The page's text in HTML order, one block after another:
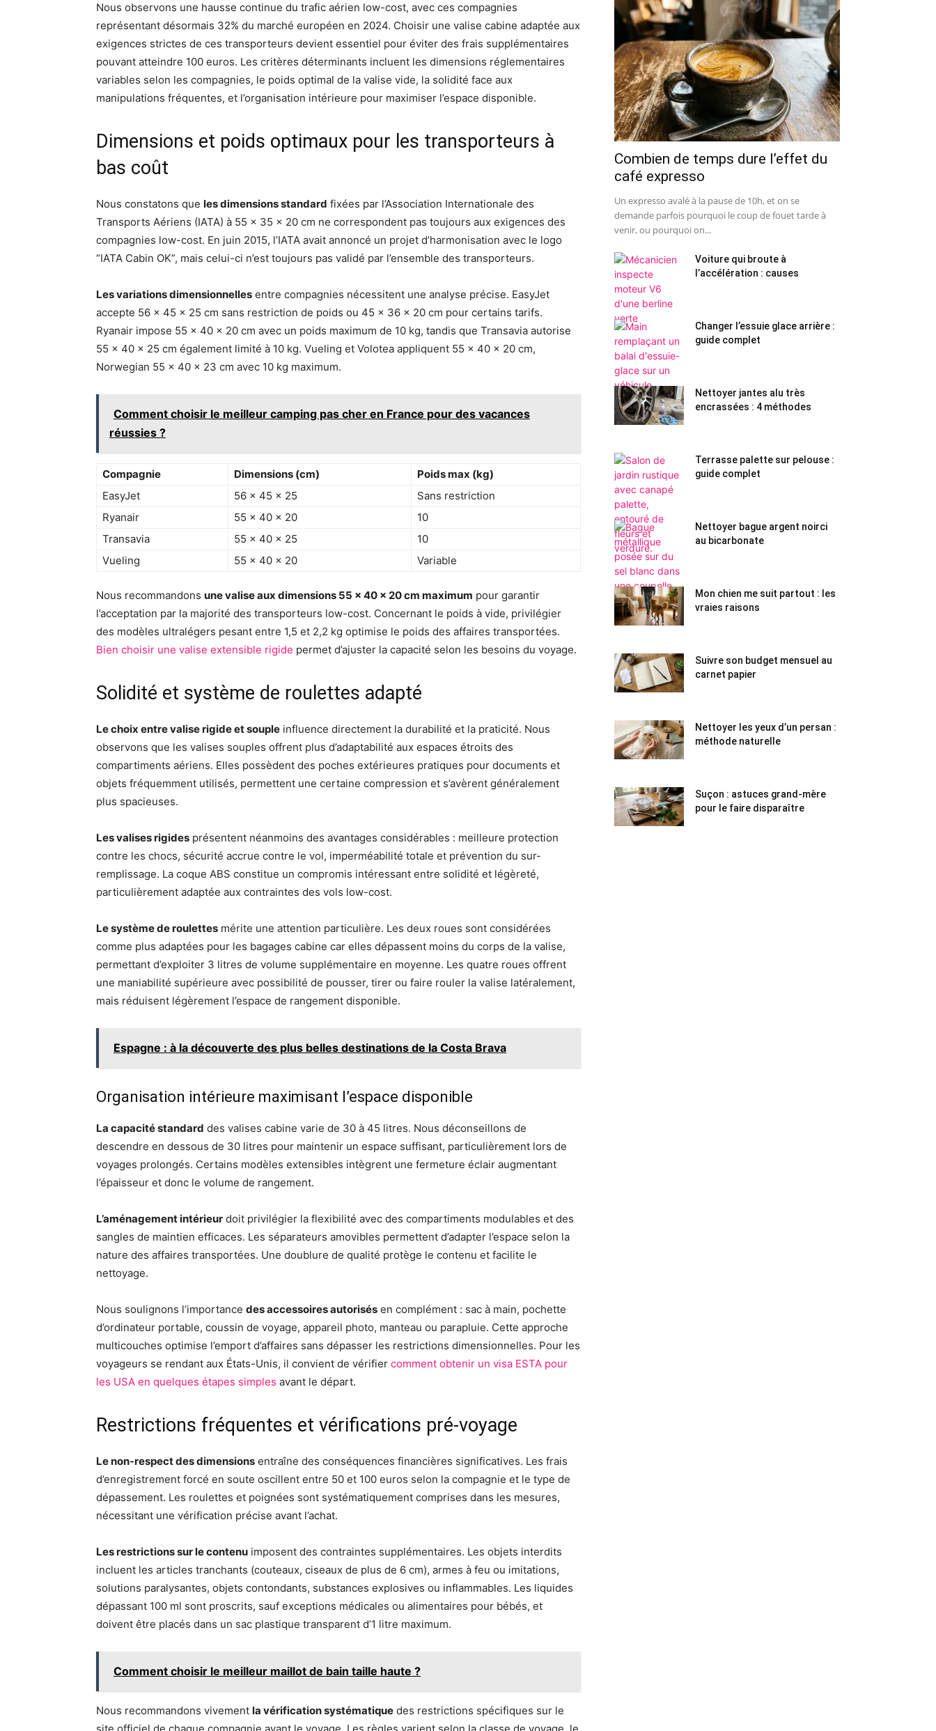
Nous observons une hausse continue du trafic aérien low-cost, avec ces compagnies
représentant désormais 32% du marché européen en 2024. Choisir une valise cabine adaptée aux
exigences strictes de ces transporteurs devient essentiel pour éviter des frais supplémentaires
pouvant atteindre 100 euros. Les critères déterminants incluent les dimensions réglementaires
variables selon les compagnies, le poids optimal de la valise vide, la solidité face aux
manipulations fréquentes, et l’organisation intérieure pour maximiser l’espace disponible.
Dimensions et poids optimaux pour les transporteurs à
bas coût
Nous constatons que les dimensions standard fixées par l’Association Internationale des
Transports Aériens (IATA) à 55 x 35 x 20 cm ne correspondent pas toujours aux exigences des
compagnies low-cost. En juin 2015, l’IATA avait annoncé un projet d’harmonisation avec le logo
“IATA Cabin OK”, mais celui-ci n’est toujours pas validé par l’ensemble des transporteurs.
Les variations dimensionnelles entre compagnies nécessitent une analyse précise. EasyJet
accepte 56 x 45 x 25 cm sans restriction de poids ou 45 x 36 x 20 cm pour certains tarifs.
Ryanair impose 55 x 40 x 20 cm avec un poids maximum de 10 kg, tandis que Transavia autorise
55 x 40 x 25 cm également limité à 10 kg. Vueling et Volotea appliquent 55 x 40 x 20 cm,
Norwegian 55 x 40 x 23 cm avec 10 kg maximum.
Comment choisir le meilleur camping pas cher en France pour des vacances
réussies ?
Compagnie Dimensions (cm)
Poids max (kg)
EasyJet
56 x 45 x 25
Sans restriction
Ryanair
55 x 40 x 20
10
Transavia
55 x 40 x 25
10
Vueling
55 x 40 x 20 Variable
Nous recommandons une valise aux dimensions 55 x 40 x 20 cm maximum pour garantir
l’acceptation par la majorité des transporteurs low-cost. Concernant le poids à vide, privilégier
des modèles ultralégers pesant entre 1,5 et 2,2 kg optimise le poids des affaires transportées.
Bien choisir une valise extensible rigide permet d’ajuster la capacité selon les besoins du voyage.
Solidité et système de roulettes adapté
Le choix entre valise rigide et souple influence directement la durabilité et la praticité. Nous
observons que les valises souples offrent plus d’adaptabilité aux espaces étroits des
compartiments aériens. Elles possèdent des poches extérieures pratiques pour documents et
objets fréquemment utilisés, permettent une certaine compression et s’avèrent généralement
plus spacieuses.
Les valises rigides présentent néanmoins des avantages considérables : meilleure protection
contre les chocs, sécurité accrue contre le vol, imperméabilité totale et prévention du sur-
remplissage. La coque ABS constitue un compromis intéressant entre solidité et légèreté,
particulièrement adaptée aux contraintes des vols low-cost.
Le système de roulettes mérite une attention particulière. Les deux roues sont considérées
comme plus adaptées pour les bagages cabine car elles dépassent moins du corps de la valise,
permettant d’exploiter 3 litres de volume supplémentaire en moyenne. Les quatre roues offrent
une maniabilité supérieure avec possibilité de pousser, tirer ou faire rouler la valise latéralement,
mais réduisent légèrement l’espace de rangement disponible.
Espagne : à la découverte des plus belles destinations de la Costa Brava
Organisation intérieure maximisant l’espace disponible
La capacité standard des valises cabine varie de 30 à 45 litres. Nous déconseillons de
descendre en dessous de 30 litres pour maintenir un espace suffisant, particulièrement lors de
voyages prolongés. Certains modèles extensibles intègrent une fermeture éclair augmentant
l’épaisseur et donc le volume de rangement.
L’aménagement intérieur doit privilégier la flexibilité avec des compartiments modulables et des
sangles de maintien efficaces. Les séparateurs amovibles permettent d’adapter l’espace selon la
nature des affaires transportées. Une doublure de qualité protège le contenu et facilite le
nettoyage.
Nous soulignons l’importance des accessoires autorisés en complément : sac à main, pochette
d’ordinateur portable, coussin de voyage, appareil photo, manteau ou parapluie. Cette approche
multicouches optimise l’emport d’affaires sans dépasser les restrictions dimensionnelles. Pour les
voyageurs se rendant aux États-Unis, il convient de vérifier comment obtenir un visa ESTA pour
les USA en quelques étapes simples avant le départ.
Restrictions fréquentes et vérifications pré-voyage
Le non-respect des dimensions entraîne des conséquences financières significatives. Les frais
d’enregistrement forcé en soute oscillent entre 50 et 100 euros selon la compagnie et le type de
dépassement. Les roulettes et poignées sont systématiquement comprises dans les mesures,
nécessitant une vérification précise avant l’achat.
Les restrictions sur le contenu imposent des contraintes supplémentaires. Les objets interdits
incluent les articles tranchants (couteaux, ciseaux de plus de 6 cm), armes à feu ou imitations,
solutions paralysantes, objets contondants, substances explosives ou inflammables. Les liquides
dépassant 100 ml sont proscrits, sauf exceptions médicales ou alimentaires pour bébés, et
doivent être placés dans un sac plastique transparent d’1 litre maximum.
Comment choisir le meilleur maillot de bain taille haute ?
Nous recommandons vivement la vérification systématique des restrictions spécifiques sur le
Combien de temps dure l’effet du
café expresso
Un expresso avalé à la pause de 10h, et on se
demande parfois pourquoi le coup de fouet tarde à
venir, ou pourquoi on...
Voiture qui broute à
l’accélération : causes
Changer l’essuie glace arrière :
guide complet
Nettoyer jantes alu très
encrassées : 4 méthodes
Terrasse palette sur pelouse :
guide complet
Nettoyer bague argent noirci
au bicarbonate
Mon chien me suit partout : les
vraies raisons
Suivre son budget mensuel au
carnet papier
Nettoyer les yeux d’un persan :
méthode naturelle
Suçon : astuces grand-mère
pour le faire disparaître